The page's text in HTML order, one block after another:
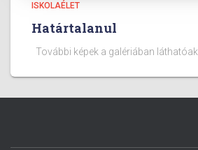
ISKOLAÉLET
Határtalanul
További képek a galériában láthatóak.